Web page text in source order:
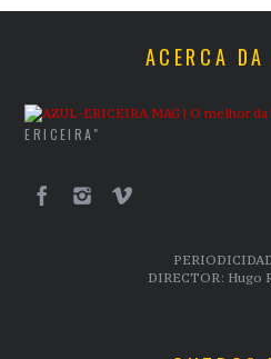
ACERCA
ERICEIRA"
DIRECTOR: Hugo